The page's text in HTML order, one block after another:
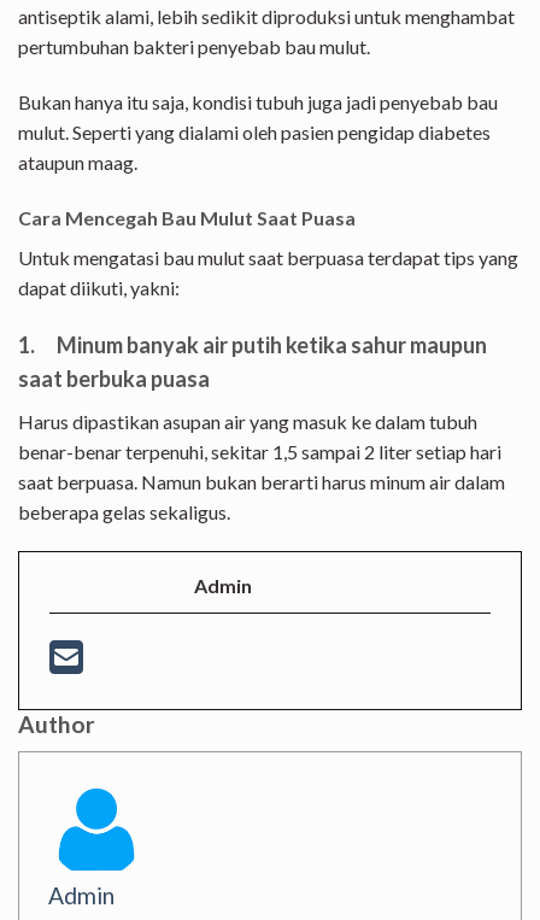
antiseptik alami, lebih sedikit diproduksi untuk menghambat
pertumbuhan bakteri penyebab bau mulut.
Bukan hanya itu saja, kondisi tubuh juga jadi penyebab bau
mulut. Seperti yang dialami oleh pasien pengidap diabetes
ataupun maag.
Cara Mencegah Bau Mulut Saat Puasa
Untuk mengatasi bau mulut saat berpuasa terdapat tips yang
dapat diikuti, yakni:
1. Minum banyak air putih ketika sahur maupun
saat berbuka puasa
Harus dipastikan asupan air yang masuk ke dalam tubuh
benar-benar terpenuhi, sekitar 1,5 sampai 2 liter setiap hari
saat berpuasa. Namun bukan berarti harus minum air dalam
beberapa gelas sekaligus.
Admin
Author
Admin